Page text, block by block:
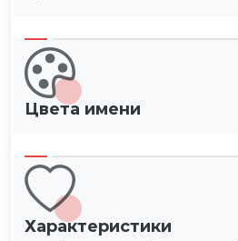
Цвета имени
Характеристики